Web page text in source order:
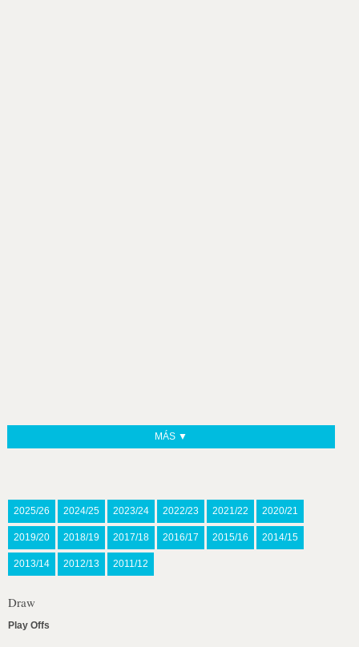
MÁS ▼
2025/26 2024/25 2023/24 2022/23 2021/22 2020/21
2019/20 2018/19 2017/18 2016/17 2015/16 2014/15
2013/14 2012/13 2011/12
Draw
Play Offs